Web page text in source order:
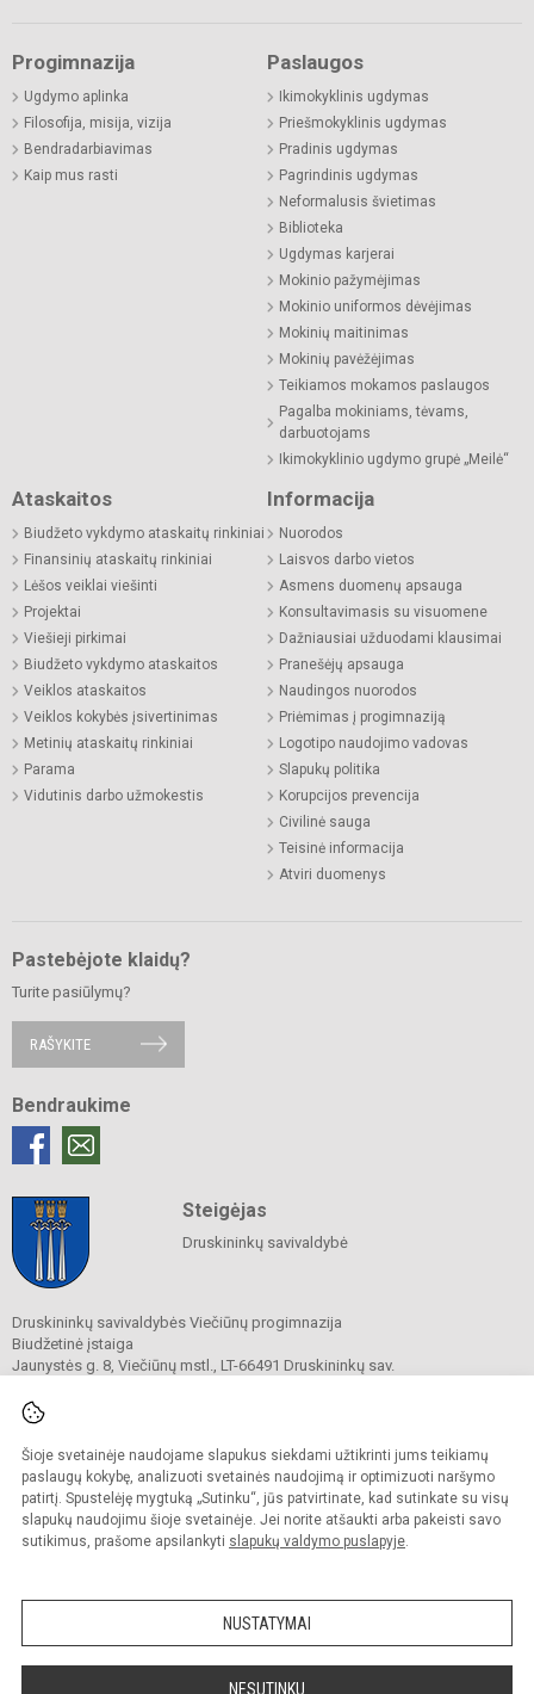
Šioje svetainėje naudojame slapukus siekdami užtikrinti jums teikiamų
paslaugų kokybę, analizuoti svetainės naudojimą ir optimizuoti naršymo
patirtį. Spustelėję mygtuką „Sutinku“, jūs patvirtinate, kad sutinkate su visų
slapukų naudojimu šioje svetainėje. Jei norite atšaukti arba pakeisti savo
sutikimus, prašome apsilankyti slapukų valdymo puslapyje.
NUSTATYMAI
NESUTINKU
Progimnazija
Ugdymo aplinka
Filosofija, misija, vizija
Bendradarbiavimas
Kaip mus rasti
Paslaugos
Ikimokyklinis ugdymas
Priešmokyklinis ugdymas
Pradinis ugdymas
Pagrindinis ugdymas
Neformalusis švietimas
Biblioteka
Ugdymas karjerai
Mokinio pažymėjimas
Mokinio uniformos dėvėjimas
Mokinių maitinimas
Mokinių pavėžėjimas
Teikiamos mokamos paslaugos
Pagalba mokiniams, tėvams,
darbuotojams
Ikimokyklinio ugdymo grupė „Meilė“
Ataskaitos
Biudžeto vykdymo ataskaitų rinkiniai
Finansinių ataskaitų rinkiniai
Lėšos veiklai viešinti
Projektai
Viešieji pirkimai
Biudžeto vykdymo ataskaitos
Veiklos ataskaitos
Veiklos kokybės įsivertinimas
Metinių ataskaitų rinkiniai
Parama
Vidutinis darbo užmokestis
Informacija
Nuorodos
Laisvos darbo vietos
Asmens duomenų apsauga
Konsultavimasis su visuomene
Dažniausiai užduodami klausimai
Pranešėjų apsauga
Naudingos nuorodos
Priėmimas į progimnaziją
Logotipo naudojimo vadovas
Slapukų politika
Korupcijos prevencija
Civilinė sauga
Teisinė informacija
Atviri duomenys
Pastebėjote klaidų?
Turite pasiūlymų?
RAŠYKITE
Bendraukime
Steigėjas
Druskininkų savivaldybė
Druskininkų savivaldybės Viečiūnų progimnazija
Biudžetinė įstaiga
Jaunystės g. 8, Viečiūnų mstl., LT-66491 Druskininkų sav.
El. p.
Duomenys kaupiami ir saugomi
Juridinių asmenų registre
Įstaigos kodas 190108418
El. pristatymo dėžutės adresas 190108418
Kopijuoti turinį be raštiško progimnazijos sutikimo griežtai draudžiama.
Prieinamumo paraiška Slapukų valdymas
Sumanus būdas atnaujinti